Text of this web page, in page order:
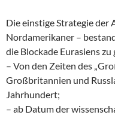
Die einstige Strategie der
Nordamerikaner –
die Blockade Eurasiens
– Von den Zeiten des
Großbritannien und
Jahrhundert;
– ab Datum der